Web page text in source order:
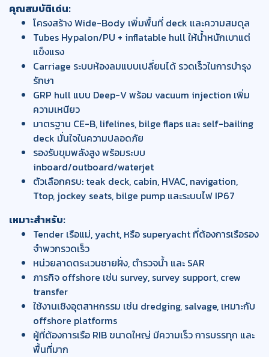
คุณสมบัติเด่น:
โครงสร้าง Wide-Body เพิ่มพื้นที่ deck และความสมดุล
Tubes Hypalon/PU + inflatable hull ให้น้ำหนักเบาแต่
แข็งแรง
Carriage ระบบห้องลมแบบเปลี่ยนได้ รวดเร็วในการบำรุง
รักษา
GRP hull แบบ Deep-V พร้อม vacuum injection เพิ่ม
ความเหนียว
มาตรฐาน CE-B, lifelines, bilge flaps และ self-bailing
deck มั่นใจในความปลอดภัย
รองรับขุมพลังสูง พร้อมระบบ
inboard/outboard/waterjet
ตัวเลือกครบ: teak deck, cabin, HVAC, navigation,
Ttop, jockey seats, bilge pump และระบบไฟ IP67
เหมาะสำหรับ:
Tender เรือแม่, yacht, หรือ superyacht ที่ต้องการเรือรอง
จำพวกรวดเร็ว
หน่วยลาดตระเวนชายฝั่ง, ตำรวจน้ำ และ SAR
ภารกิจ offshore เช่น survey, survey support, crew
transfer
ใช้งานเชิงอุตสาหกรรม เช่น dredging, salvage, เหมาะกับ
offshore platforms
ผู้ที่ต้องการเรือ RIB ขนาดใหญ่ มีความเร็ว การบรรทุก และ
พื้นที่มาก